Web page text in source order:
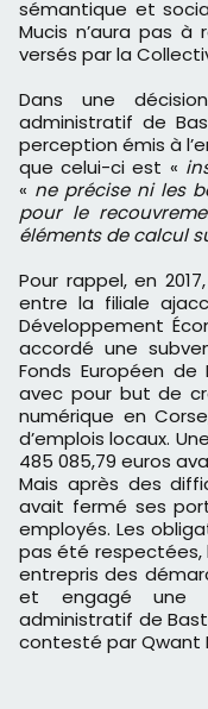
sémantique et
Mucis n’aura pas à
versés par la
Dans une
administratif de
perception émis à
que celui-ci est «
« ne précise ni les
pour le
éléments de calcul
Pour rappel, en
entre la filiale
Développement
accordé une
Fonds Européen de
avec pour but de
numérique en
d’emplois locaux.
485 085,79 euros
Mais après des
avait fermé ses
employés. Les
pas été respectées,
entrepris des
et engagé une
administratif de
contesté par Qwant